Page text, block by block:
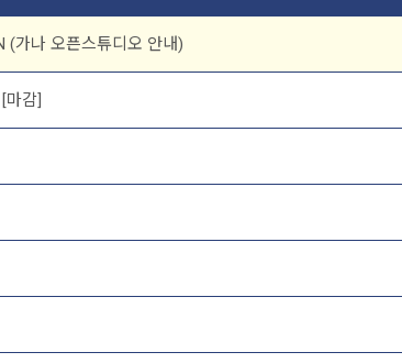
(가나 오픈스튜디오 안내)
[마감]